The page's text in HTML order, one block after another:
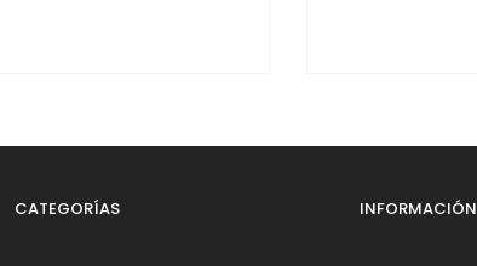
CATEGORÍAS INFORMACIÓN